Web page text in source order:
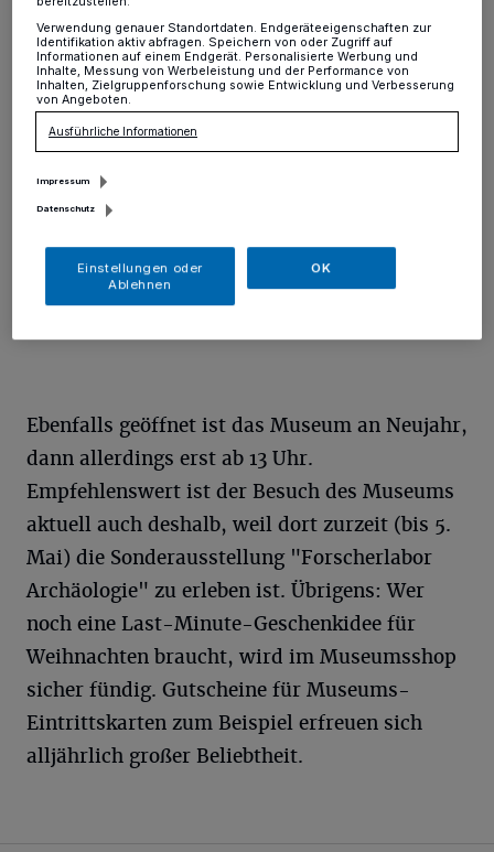
Kreis·Heiligabend, am ersten Weihnachtsfeiertag und
an Silvester bleibt das Neanderthal Museum in
Mettmann geschlossen. Am zweiten
Weihnachtsfeiertag, 26. Dezember, ist das Museum
von 10 bis 18 Uhr geöffnet.
14.12.2018 , 11:28 Uhr
Ebenfalls geöffnet ist das Museum an Neujahr,
dann allerdings erst ab 13 Uhr.
Empfehlenswert ist der Besuch des Museums
aktuell auch deshalb, weil dort zurzeit (bis 5.
Mai) die Sonderausstellung "Forscherlabor
Archäologie" zu erleben ist. Übrigens: Wer
noch eine Last-Minute-Geschenkidee für
Weihnachten braucht, wird im Museumsshop
sicher fündig. Gutscheine für Museums-
Eintrittskarten zum Beispiel erfreuen sich
alljährlich großer Beliebtheit.
Verwendung genauer Standortdaten. Endgeräteeigenschaften zur
Identifikation aktiv abfragen. Speichern von oder Zugriff auf
Informationen auf einem Endgerät. Personalisierte Werbung und
Inhalte, Messung von Werbeleistung und der Performance von
Inhalten, Zielgruppenforschung sowie Entwicklung und Verbesserung
von Angeboten.
Ausführliche Informationen
Impressum
Datenschutz
Einstellungen oder
Ablehnen
OK